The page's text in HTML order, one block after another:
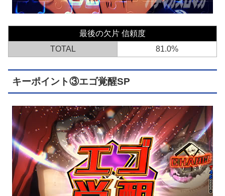
最後の欠片 信頼度
TOTAL
81.0%
キーポイント③エゴ覚醒SP